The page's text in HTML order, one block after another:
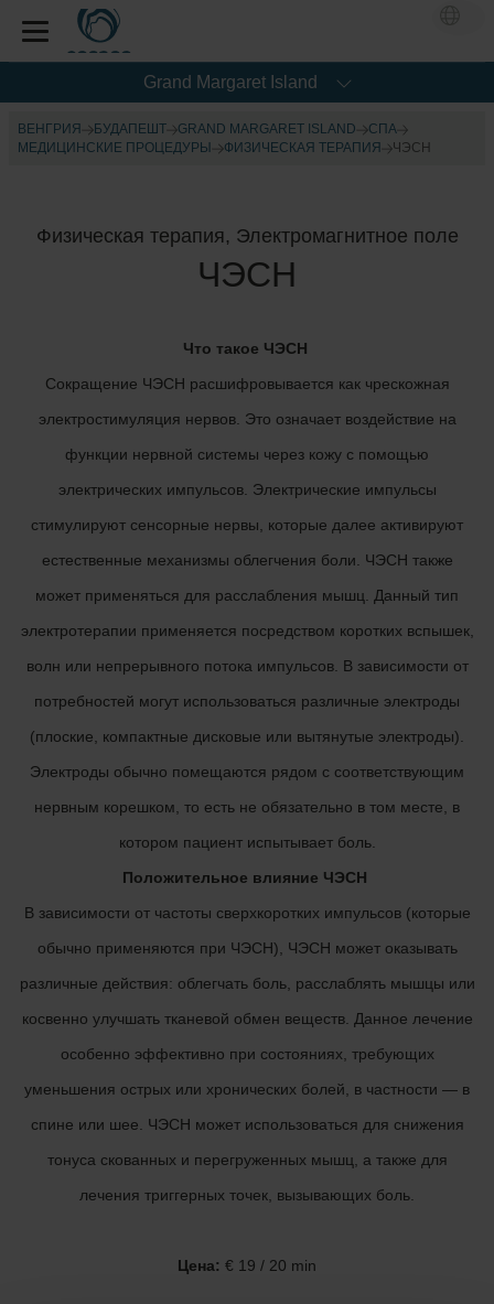
Grand Margaret Island
ВЕНГРИЯ БУДАПЕШТ GRAND MARGARET ISLAND
CПА
МЕДИЦИНСКИЕ ПРОЦЕДУРЫ
ФИЗИЧЕСКАЯ ТЕРАПИЯ ЧЭСН
Физическая терапия, Электромагнитное поле
ЧЭСН
Что такое ЧЭСН
Сокращение ЧЭСН расшифровывается как чрескожная
электростимуляция нервов. Это означает воздействие на
функции нервной системы через кожу с помощью
электрических импульсов. Электрические импульсы
стимулируют сенсорные нервы, которые далее активируют
естественные механизмы облегчения боли. ЧЭСН также
может применяться для расслабления мышц. Данный тип
электротерапии применяется посредством коротких вспышек,
волн или непрерывного потока импульсов. В зависимости от
потребностей могут использоваться различные электроды
(плоские, компактные дисковые или вытянутые электроды).
Электроды обычно помещаются рядом с соответствующим
нервным корешком, то есть не обязательно в том месте, в
котором пациент испытывает боль.
Положительное влияние ЧЭСН
В зависимости от частоты сверхкоротких импульсов (которые
обычно применяются при ЧЭСН), ЧЭСН может оказывать
различные действия: облегчать боль, расслаблять мышцы или
косвенно улучшать тканевой обмен веществ. Данное лечение
особенно эффективно при состояниях, требующих
уменьшения острых или хронических болей, в частности — в
спине или шее. ЧЭСН может использоваться для снижения
тонуса скованных и перегруженных мышц, а также для
лечения триггерных точек, вызывающих боль.
Цена: € 19 / 20 min